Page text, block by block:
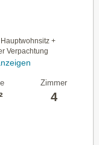
+
Verpachtung
Zimmer
4